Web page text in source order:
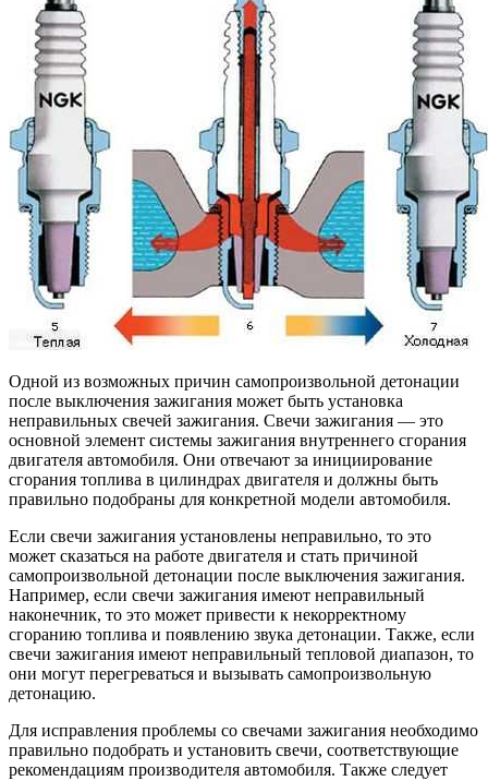
Одной из возможных причин самопроизвольной детонации
после выключения зажигания может быть установка
неправильных свечей зажигания. Свечи зажигания — это
основной элемент системы зажигания внутреннего сгорания
двигателя автомобиля. Они отвечают за инициирование
сгорания топлива в цилиндрах двигателя и должны быть
правильно подобраны для конкретной модели автомобиля.
Если свечи зажигания установлены неправильно, то это
может сказаться на работе двигателя и стать причиной
самопроизвольной детонации после выключения зажигания.
Например, если свечи зажигания имеют неправильный
наконечник, то это может привести к некорректному
сгоранию топлива и появлению звука детонации. Также, если
свечи зажигания имеют неправильный тепловой диапазон, то
они могут перегреваться и вызывать самопроизвольную
детонацию.
Для исправления проблемы со свечами зажигания необходимо
правильно подобрать и установить свечи, соответствующие
рекомендациям производителя автомобиля. Также следует